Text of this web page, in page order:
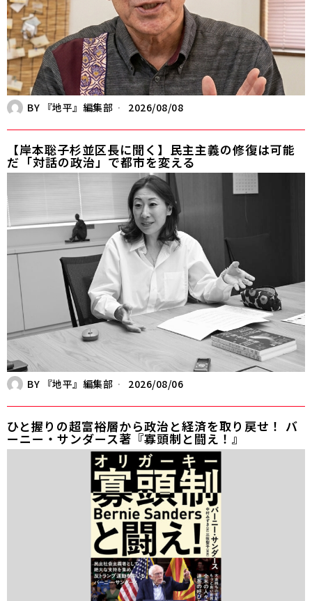
BY 『地平』編集部 2026/08/08
【岸本聡子杉並区長に聞く】民主主義の修復は可能
だ――「対話の政治」で都市を変える
BY 『地平』編集部 2026/08/06
ひと握りの超富裕層から政治と経済を取り戻せ！ バ
ーニー・サンダース著『寡頭制と闘え！』